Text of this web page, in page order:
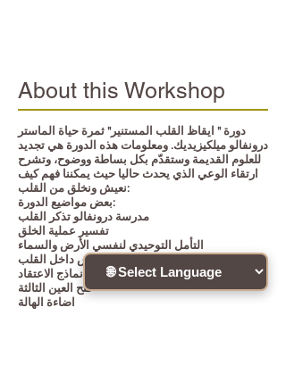
About this Workshop
دورة " ايقاظ القلب المستنير" ثمرة حياة الماستر
درونفالو ميلكيزيديك. ومعلومات هذه الدورة هي تجديد
للعلوم القديمة وستقدّم بكل بساطة ووضوح، وتشرح
ارتقاء الوعي الذي يحدث حاليا حيث يمكننا فهم كيف
نعيش ونخلق من القلب:
بعض مواضيع الدورة:
مدرسة درونفالو تذكر القلب
تفسير عملية الخلق
التأمل التوحيدي لنفسي الأرض والسماء
المكان المقدس داخل القلب
نماذج الاعتقاد
فتح العين الثالثة
اضاءة الهالة